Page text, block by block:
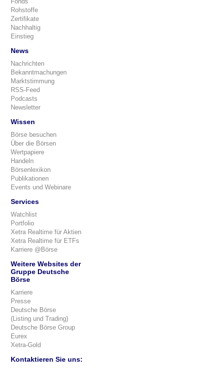
Rohstoffe
Zertifikate
Nachhaltig
Einstieg
News
Nachrichten
Bekanntmachungen
Marktstimmung
RSS-Feed
Podcasts
Newsletter
Wissen
Börse besuchen
Über die Börsen
Wertpapiere
Handeln
Börsenlexikon
Publikationen
Events und Webinare
Services
Watchlist
Portfolio
Xetra Realtime für Aktien
Xetra Realtime für ETFs
Karriere @Börse
Weitere Websites der
Gruppe Deutsche
Börse
Karriere
Presse
Deutsche Börse
(Listing und Trading)
Deutsche Börse Group
Eurex
Xetra-Gold
Kontaktieren Sie uns: